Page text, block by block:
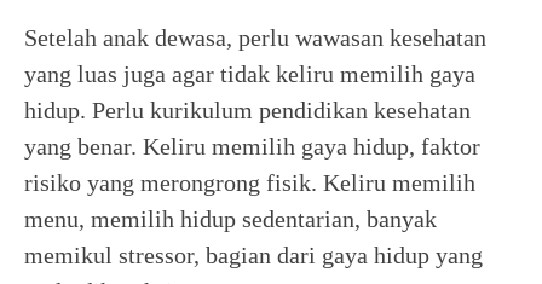
Setelah anak dewasa, perlu wawasan kesehatan
yang luas juga agar tidak keliru memilih gaya
hidup. Perlu kurikulum pendidikan kesehatan
yang benar. Keliru memilih gaya hidup, faktor
risiko yang merongrong fisik. Keliru memilih
menu, memilih hidup sedentarian, banyak
memikul stressor, bagian dari gaya hidup yang